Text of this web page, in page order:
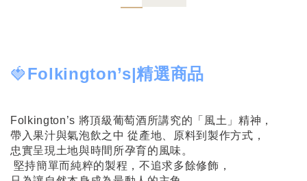
🍓Folkington’s|精選商品
Folkington’s 將頂級葡萄酒所講究的「風土」精神，
帶入果汁與氣泡飲之中 從產地、原料到製作方式，
忠實呈現土地與時間所孕育的風味。
堅持簡單而純粹的製程，不追求多餘修飾，